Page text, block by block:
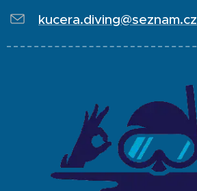
kucera.diving@seznam.cz